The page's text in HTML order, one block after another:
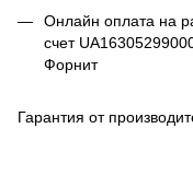
Онлайн оплата на
счет
Форнит
Гарантия от